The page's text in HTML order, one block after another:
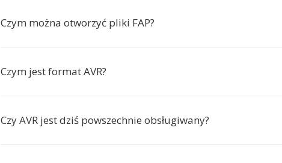
Czym można otworzyć pliki FAP?
Czym jest format AVR?
Czy AVR jest dziś powszechnie obsługiwany?